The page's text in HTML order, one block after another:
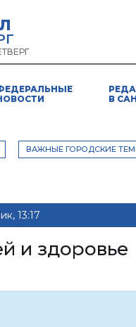
В
ВАЖНЫЕ ГОРОДСКИЕ
13:17
и здоровье